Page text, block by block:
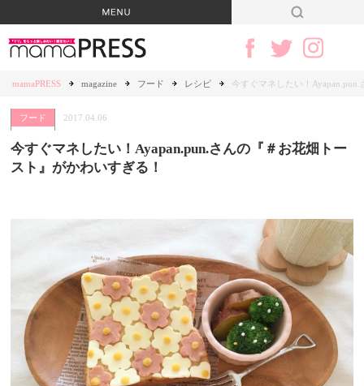
mamaPRESS magazine フード レシピ 今すぐマネしたい！
フード 2017.04.06
今すぐマネしたい！Ayapan.pun.さんの『＃お花畑トー
スト』がかわいすぎる！